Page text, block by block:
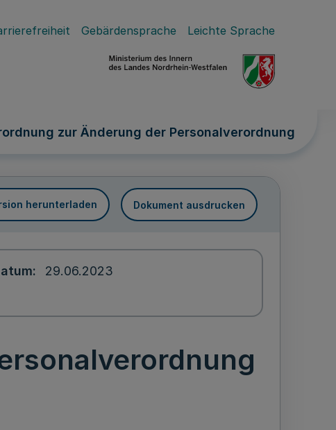
Gebärdensprache Leichte Sprache
zur Änderung der Personalverordnung
herunterladen Dokument ausdrucken
29.06.2023